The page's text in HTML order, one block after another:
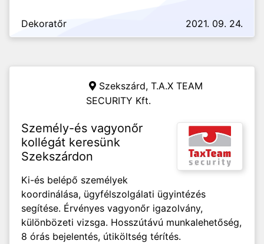
Dekoratőr 2021. 09. 24.
Szekszárd, T.A.X TEAM
SECURITY Kft.
Személy-és vagyonőr
kollégát keresünk
Szekszárdon
Ki-és belépő személyek
koordinálása, ügyfélszolgálati ügyintézés
segítése. Érvényes vagyonőr igazolvány,
különbözeti vizsga. Hosszútávú munkalehetőség,
8 órás bejelentés, útiköltség térítés.